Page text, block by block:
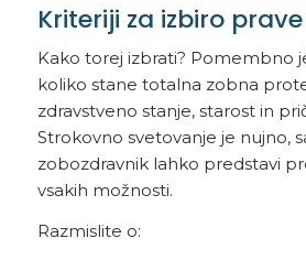
Kriteriji za izbiro
Kako torej izbrati? Pomembno
koliko stane totalna zobna
zdravstveno stanje, starost in
Strokovno svetovanje je nujno,
zobozdravnik lahko predstavi
vsakih možnosti.
Razmislite o: